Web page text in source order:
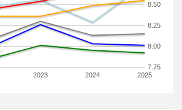
2023 2024 2025
7.75
8.00
8.25
8.50